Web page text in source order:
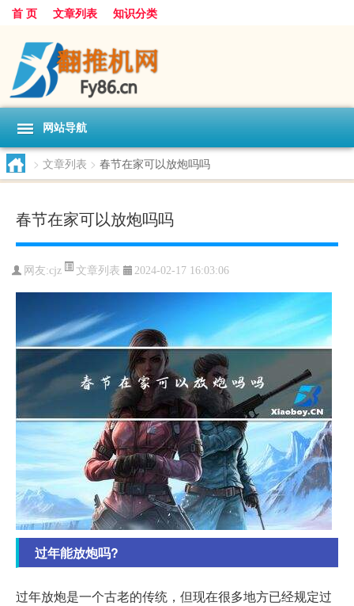
首 页 文章列表 知识分类
网站导航
> 文章列表 > 春节在家可以放炮吗吗
春节在家可以放炮吗吗
网友:cjz 文章列表 2024-02-17 16:03:06
过年能放炮吗?
过年放炮是一个古老的传统，但现在很多地方已经规定过